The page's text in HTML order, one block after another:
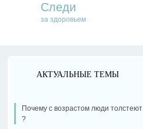
Следи
за здоровьем
АКТУАЛЬНЫЕ ТЕМЫ
Почему с возрастом люди толстеют
?